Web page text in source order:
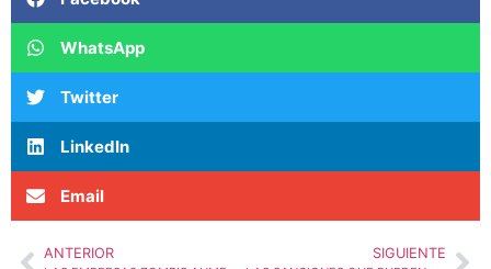
WhatsApp
Twitter
LinkedIn
Email
ANTERIOR SIGUIENTE